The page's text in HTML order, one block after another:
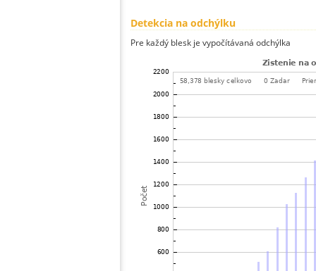
Detekcia na odchýlku
Pre každý blesk je vypočítávaná odchýlka